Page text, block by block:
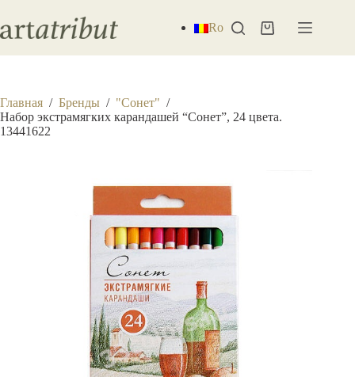
сути
Ro Корзина
Главная / Бренды / "Сонет" /
Набор экстрамягких карандашей “Сонет”, 24 цвета.
13441622